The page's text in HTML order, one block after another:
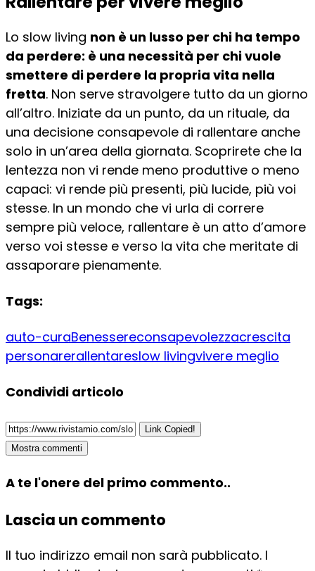
Lo slow living non è un lusso per chi ha tempo
da perdere: è una necessità per chi vuole
smettere di perdere la propria vita nella
fretta. Non serve stravolgere tutto da un giorno
all’altro. Iniziate da un punto, da un rituale, da
una decisione consapevole di rallentare anche
solo in un’area della giornata. Scoprirete che la
lentezza non vi rende meno produttive o meno
capaci: vi rende più presenti, più lucide, più voi
stesse. In un mondo che vi urla di correre
sempre più veloce, rallentare è un atto d’amore
verso voi stesse e verso la vita che meritate di
assaporare pienamente.
Tags:
auto-curaBenessereconsapevolezzacrescita
personarerallentareslow livingvivere meglio
Condividi articolo
Link Copied!
Mostra commenti
A te l'onere del primo commento..
Lascia un commento
Il tuo indirizzo email non sarà pubblicato. I